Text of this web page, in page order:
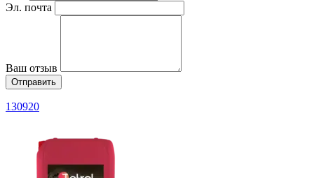
Эл. почта
Ваш отзыв
130920